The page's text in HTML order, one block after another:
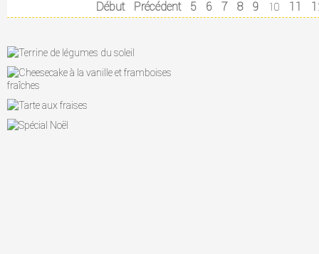
Début Précédent 5 6 7 8 9 10 11